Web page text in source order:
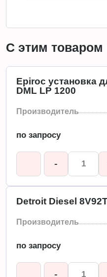
С этим товаром
Epiroc установка
DML LP 1200
Производитель
по запросу
-
Detroit Diesel
Производитель
по запросу
-